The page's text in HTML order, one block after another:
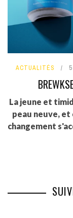
ACTUALITÉS
La jeune et
peau neuve, et
changement